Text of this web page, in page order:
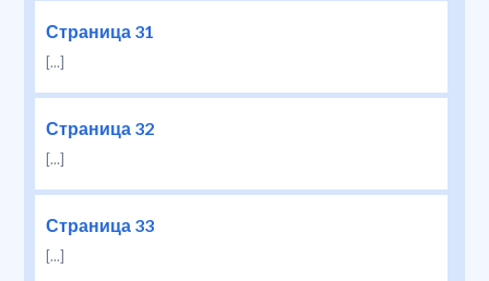
Страница 31
[...]
Страница 32
[...]
Страница 33
[...]